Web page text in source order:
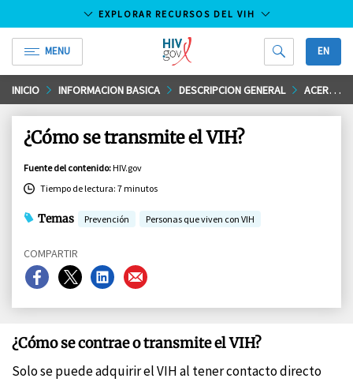
Saltar
al
contenido
principal
EXPLORAR RECURSOS DEL VIH
MENU
HIV.gov
EN
INICIO INFORMACION BASICA DESCRIPCION GENERAL ACERCA DEL VIH Y SIDA
¿Cómo se transmite el VIH?
Fuente del contenido:HIV.gov
Tiempo de lectura: 7 minutos
Temas Prevención Personas que viven con VIH
COMPARTIR
Compartir
en
Compartir
en
Compartir
en
Compartir
en
¿Cómo se contrae o transmite el VIH?
Solo se puede adquirir el VIH al tener contacto directo